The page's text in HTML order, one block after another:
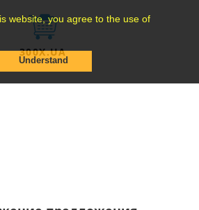
website, you agree to the use of
Understand
300X.UA